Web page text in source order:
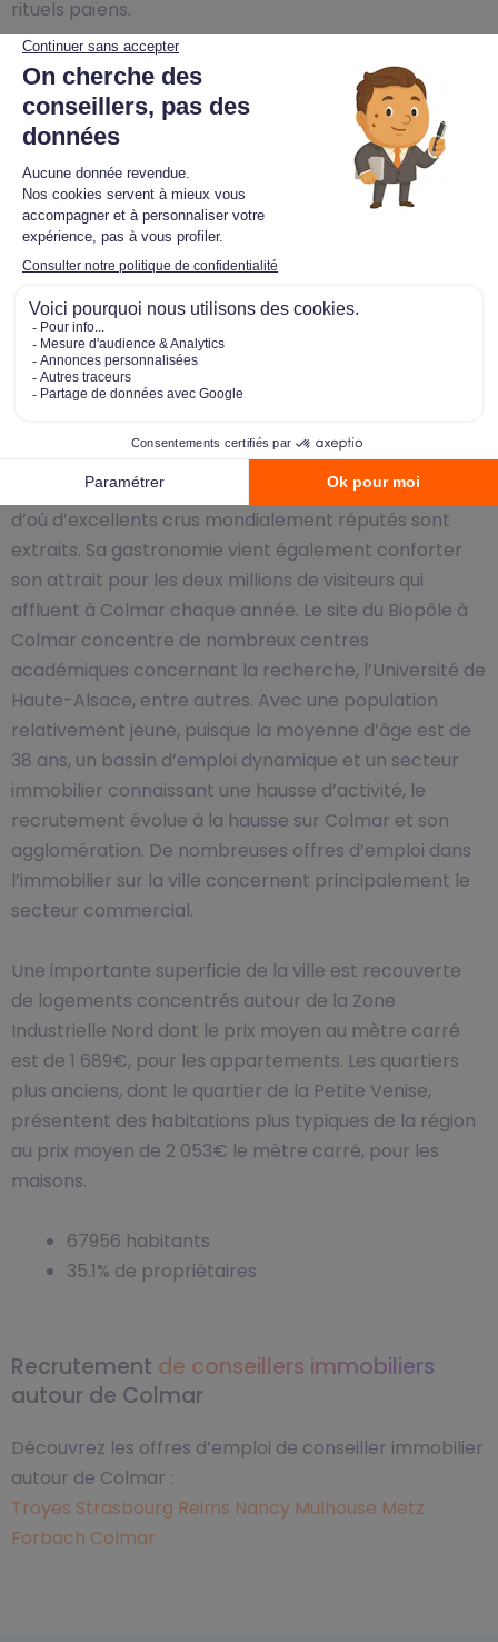
rituels païens.
Sa proximité avec d’importantes voies de
communication, dont l’autoroute A35, la reliant à la
capitale, à d’autres villes plus importantes comme
Strasbourg et Mulhouse, ou encore avec l’Allemagne
ou la Suisse, favorise son dynamisme économique.
Ainsi Colmar constitue un carrefour stratégique pour
l’économie de son agglomération et l’économie
européenne avec ses infrastructures urbaines et la
présence sur son territoire d’un aéroport d’affaires et
sa proximité avec l’euroairport.
Colmar détient un tissu économique important avec
de machines-outils, d’appareil d’impression et de
reprographie et bénéficie d’un patrimoine viticole
d’où d’excellents crus mondialement réputés sont
extraits. Sa gastronomie vient également conforter
son attrait pour les deux millions de visiteurs qui
affluent à Colmar chaque année. Le site du Biopôle à
Colmar concentre de nombreux centres
académiques concernant la recherche, l’Université de
Haute-Alsace, entre autres. Avec une population
relativement jeune, puisque la moyenne d’âge est de
38 ans, un bassin d’emploi dynamique et un secteur
immobilier connaissant une hausse d’activité, le
recrutement évolue à la hausse sur Colmar et son
agglomération. De nombreuses offres d’emploi dans
l’immobilier sur la ville concernent principalement le
secteur commercial.
Une importante superficie de la ville est recouverte
de logements concentrés autour de la Zone
Industrielle Nord dont le prix moyen au mètre carré
est de 1 689€, pour les appartements. Les quartiers
plus anciens, dont le quartier de la Petite Venise,
présentent des habitations plus typiques de la région
au prix moyen de 2 053€ le mètre carré, pour les
maisons.
67956 habitants
35.1% de propriétaires
Recrutement de conseillers immobiliers
autour de Colmar
Découvrez les offres d’emploi de conseiller immobilier
autour de Colmar :
Troyes Strasbourg Reims Nancy Mulhouse Metz
Forbach Colmar